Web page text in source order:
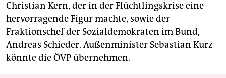
Christian Kern, der in der Flüchtlingskrise eine
hervorragende Figur machte, sowie der
Fraktionschef der Sozialdemokraten im Bund,
Andreas Schieder. Außenminister Sebastian Kurz
könnte die ÖVP übernehmen.